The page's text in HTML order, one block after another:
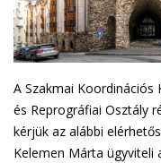
A Szakmai
és Reprográfiai Osztály
kérjük az alábbi
Kelemen Márta ügyviteli